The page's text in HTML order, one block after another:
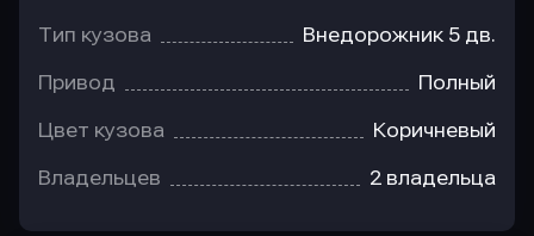
Тип кузова Внедорожник 5 дв.
Привод Полный
Цвет кузова Коричневый
Владельцев 2 владельца